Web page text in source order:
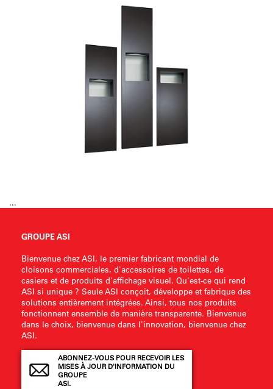
...
GROUPE ASI
Bienvenue chez ASI, le premier fabricant mondial de
cloisons commerciales, d'accessoires de toilettes, de
casiers et de produits d'affichage visuel. Qu'est-ce qui rend
ASI si unique ? Seule ASI conçoit, développe et fabrique des
solutions entièrement intégrées. Ainsi, tous nos produits
fonctionnent ensemble de manière transparente. Bienvenue
dans le choix, bienvenue dans l'innovation, bienvenue chez
ASI.
ABONNEZ-VOUS POUR RECEVOIR LES
MISES À JOUR D'INFORMATION DU
GROUPE
ASI.